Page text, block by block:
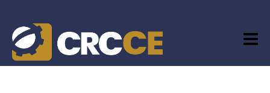
content